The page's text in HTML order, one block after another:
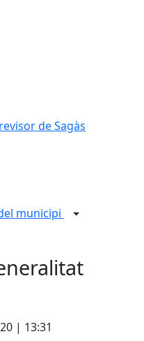
de Sagàs
municipi
| 13:31